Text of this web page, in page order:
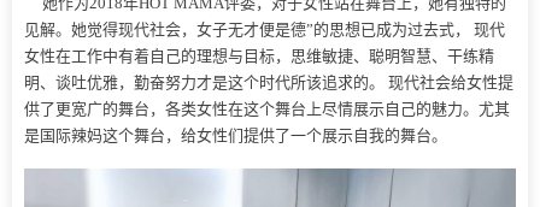
见解。她觉得现代社会，女子无才便是德”的思想已成为过去式， 现代
女性在工作中有着自己的理想与目标，思维敏捷、聪明智慧、干练精
明、谈吐优雅，勤奋努力才是这个时代所该追求的。 现代社会给女性提
供了更宽广的舞台，各类女性在这个舞台上尽情展示自己的魅力。尤其
是国际辣妈这个舞台，给女性们提供了一个展示自我的舞台。